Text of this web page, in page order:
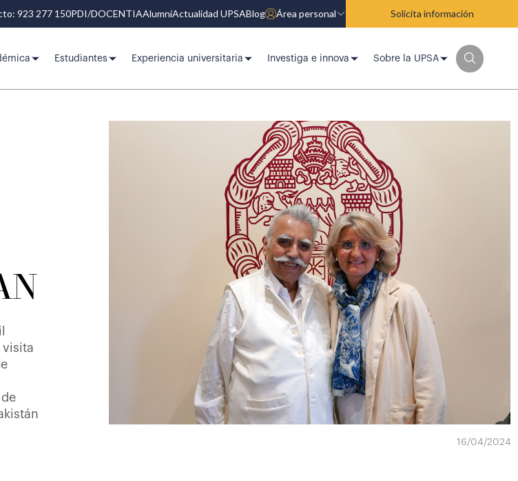
923 277 150PDI/DOCENTIAAlumniActualidad UPSABlog Área personal Solicita información
Estudiantes Experiencia universitaria Investiga e innova Sobre la UPSA
visita
16/04/2024